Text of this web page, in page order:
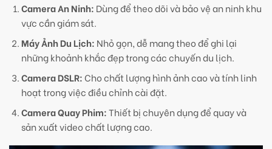
Camera An Ninh: Dùng để theo dõi và bảo vệ an ninh khu
vực cần giám sát.
Máy Ảnh Du Lịch: Nhỏ gọn, dễ mang theo để ghi lại
những khoảnh khắc đẹp trong các chuyến du lịch.
Camera DSLR:Cho chất lượng hình ảnh cao và tính linh
hoạt trong việc điều chỉnh cài đặt.
Camera Quay Phim:Thiết bị chuyên dụng để quay và
sản xuất video chất lượng cao.